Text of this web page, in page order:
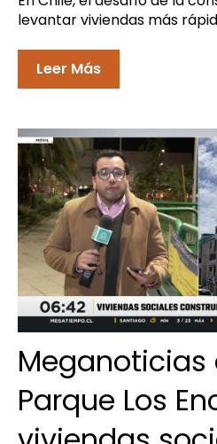
levantar viviendas más
Leer Más
Parque Los